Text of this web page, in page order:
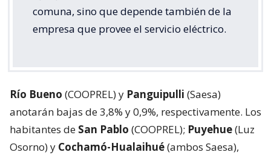
comuna, sino que depende también de la
empresa que provee el servicio eléctrico.
Río Bueno (COOPREL) y Panguipulli (Saesa)
anotarán bajas de 3,8% y 0,9%, respectivamente. Los
habitantes de San Pablo (COOPREL); Puyehue(Luz
Osorno) y Cochamó-Hualaihué(ambos Saesa),